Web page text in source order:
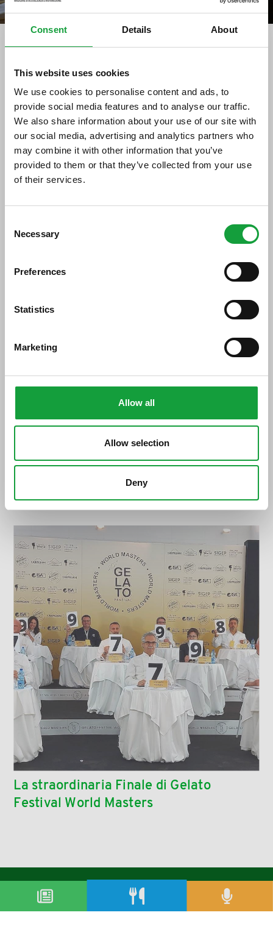
Consent Details About
This website uses cookies
We use cookies to personalise content and ads, to
provide social media features and to analyse our traffic.
We also share information about your use of our site with
our social media, advertising and analytics partners who
may combine it with other information that you’ve
provided to them or that they’ve collected from your use
of their services.
Selection
Necessary
Preferences
Statistics
Marketing
Allow all
Allow selection
Deny
tag directory > gelato italiano
gelato italiano
Di seguito tutti i contenuti taggati con: gelato italiano
ARTICOLI, ARTICOLI
La straordinaria Finale di Gelato
Festival World Masters
ISCRIVITI ALLA NEWSLETTER
Resta aggiornato su tutte le ultime novita nel campo